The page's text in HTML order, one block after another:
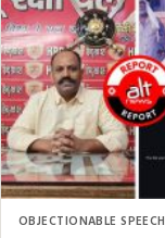
OBJECTIONABLE SPEECH